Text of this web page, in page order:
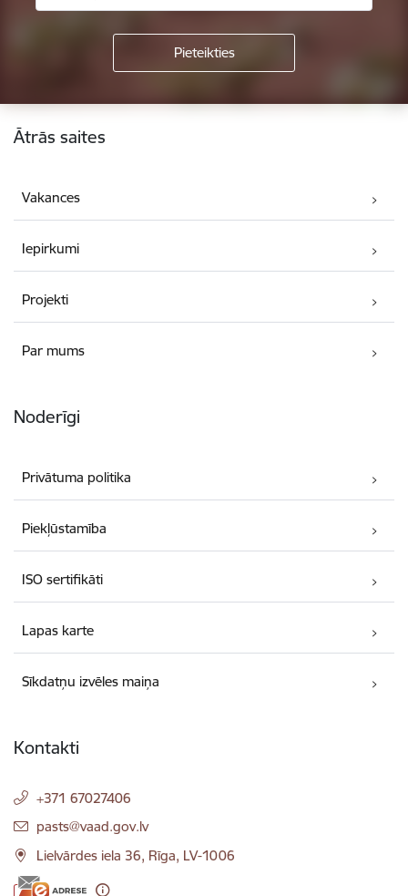
Kājene
Ātrās saites
Vakances
Iepirkumi
Projekti
Par mums
Noderīgi
Privātuma politika
Piekļūstamība
ISO sertifikāti
Lapas karte
Sīkdatņu izvēles maiņa
Kontakti
+371 67027406
E-pasts:
pasts@vaad.gov.lv
Lielvārdes iela 36, Rīga, LV-1006